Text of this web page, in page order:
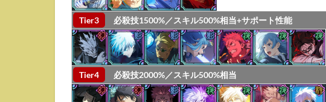
3
幻
特
性
の
最
強
Tier3 必殺技1500%／スキル500%相当+サポート性能
Tier4 必殺技2000%／スキル500%相当